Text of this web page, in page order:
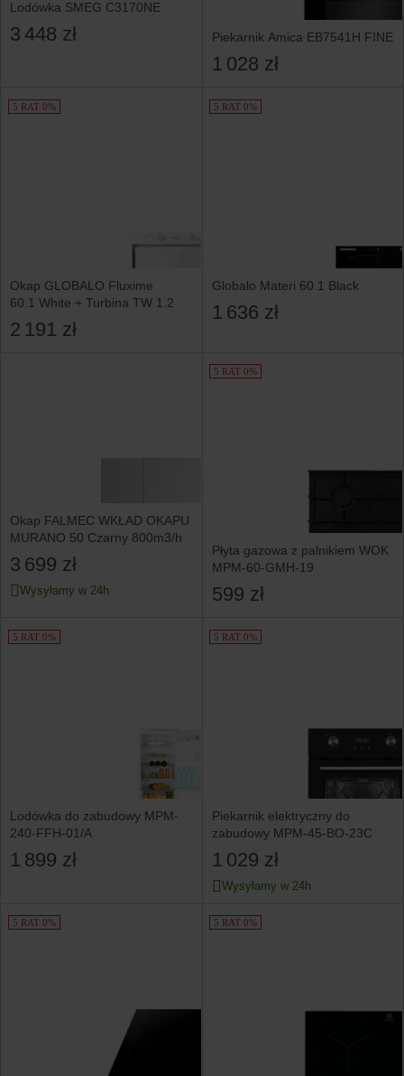
Lodówka SMEG C3170NE
3 448 zł Piekarnik Amica EB7541H FINE
1 028 zł
5 RAT 0%
Okap GLOBALO Fluxime
60.1 White + Turbina TW 1.2
2 191 zł
5 RAT 0%
Globalo Materi 60.1 Black
1 636 zł
Okap FALMEC WKŁAD OKAPU
MURANO 50 Czarny 800m3/h
3 699 zł
Wysyłamy w 24h
5 RAT 0%
Płyta gazowa z palnikiem WOK
MPM-60-GMH-19
599 zł
5 RAT 0%
Lodówka do zabudowy MPM-
240-FFH-01/A
1 899 zł
5 RAT 0%
Piekarnik elektryczny do
zabudowy MPM-45-BO-23C
1 029 zł
Wysyłamy w 24h
5 RAT 0% 5 RAT 0%